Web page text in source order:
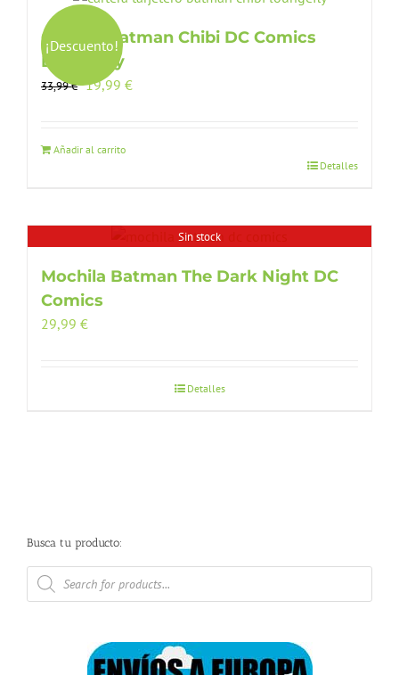
¡Descuento!
Cartera Batman Chibi DC Comics
Loungefly
33,99€ El
era:
19,99 €
Añadir al carrito
Detalles
Sin stock
Mochila Batman The Dark Night DC
Comics
29,99 €
Detalles
Busca tu producto:
Búsqueda
de
productos